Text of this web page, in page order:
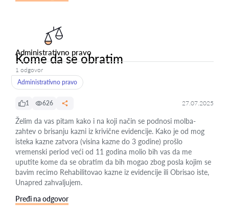
Administrativno pravo
Kome da se obratim
1 odgovor
Administrativno pravo
1 626 27.07.2025
Želim da vas pitam kako i na koji način se podnosi molba-
zahtev o brisanju kazni iz krivične evidencije. Kako je od mog
isteka kazne zatvora (visina kazne do 3 godine) prošlo
vremenski period veći od 11 godina molio bih vas da me
uputite kome da se obratim da bih mogao zbog posla kojim se
bavim recimo Rehabilitovao kazne iz evidencije ili Obrisao iste,
Unapred zahvaljujem.
Pređi na odgovor